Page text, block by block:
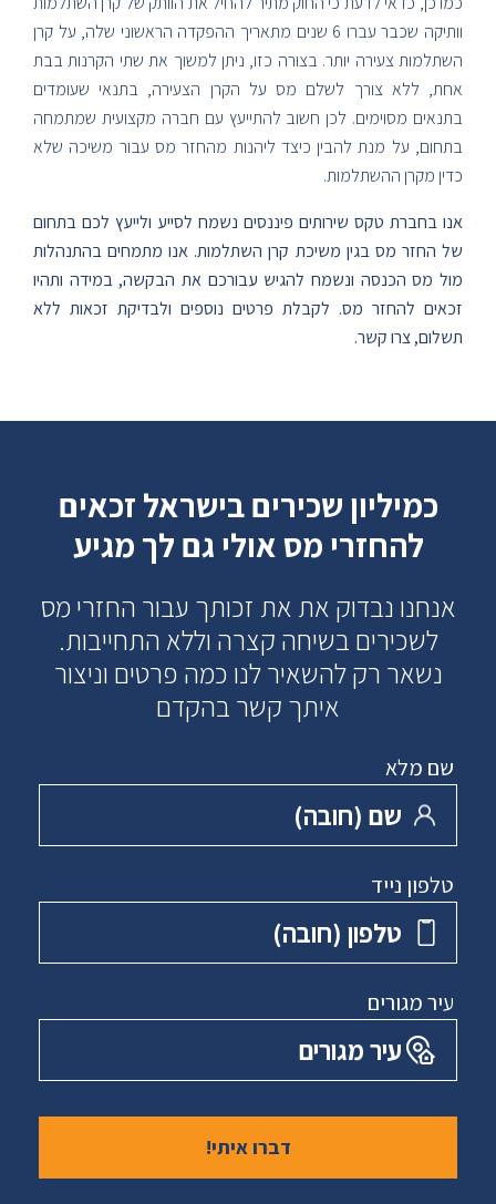
וותיקה שכבר עברו 6 שנים מתאריך ההפקדה הראשוני שלה, על קרן
השתלמות צעירה יותר. בצורה כזו, ניתן למשוך את שתי הקרנות בבת
אחת, ללא צורך לשלם מס על הקרן הצעירה, בתנאי שעומדים
בתנאים מסוימים. לכן חשוב להתייעץ עם חברה מקצועית שמתמחה
בתחום, על מנת להבין כיצד ליהנות מהחזר מס עבור משיכה שלא
כדין מקרן ההשתלמות.
אנו בחברת טקס שירותים פיננסים נשמח לסייע ולייעץ לכם בתחום
של החזר מס בגין משיכת קרן השתלמות. אנו מתמחים בהתנהלות
מול מס הכנסה ונשמח להגיש עבורכם את הבקשה, במידה ותהיו
זכאים להחזר מס. לקבלת פרטים נוספים ולבדיקת זכאות ללא
תשלום, צרו קשר.
כמיליון שכירים בישראל זכאים
להחזרי מס אולי גם לך מגיע
אנחנו נבדוק את את זכותך עבור החזרי מס
לשכירים בשיחה קצרה וללא התחייבות.
נשאר רק להשאיר לנו כמה פרטים וניצור
איתך קשר בהקדם
שם מלא
שם ‏(חובה)
טלפון נייד
טלפון ‏(חובה)
עיר מגורים
עיר מגורים